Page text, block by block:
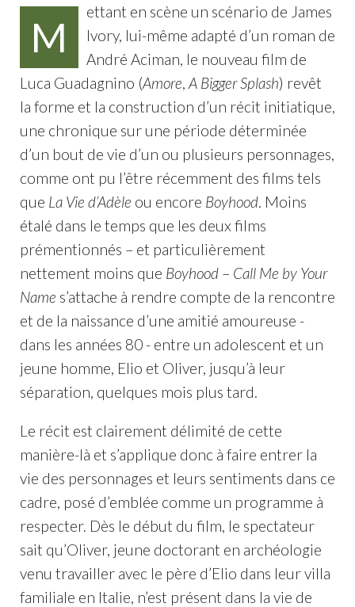
M
ettant en scène un scénario de James
Ivory, lui-même adapté d’un roman de
André Aciman, le nouveau film de
Luca Guadagnino (Amore, A Bigger Splash) revêt
la forme et la construction d’un récit initiatique,
une chronique sur une période déterminée
d’un bout de vie d’un ou plusieurs personnages,
comme ont pu l’être récemment des films tels
que La Vie d’Adèle ou encore Boyhood. Moins
étalé dans le temps que les deux films
prémentionnés – et particulièrement
nettement moins que Boyhood– Call Me by Your
Name s’attache à rendre compte de la rencontre
et de la naissance d’une amitié amoureuse -
dans les années 80 - entre un adolescent et un
jeune homme, Elio et Oliver, jusqu’à leur
séparation, quelques mois plus tard.
Le récit est clairement délimité de cette
manière-là et s’applique donc à faire entrer la
vie des personnages et leurs sentiments dans ce
cadre, posé d’emblée comme un programme à
respecter. Dès le début du film, le spectateur
sait qu’Oliver, jeune doctorant en archéologie
venu travailler avec le père d’Elio dans leur villa
familiale en Italie, n’est présent dans la vie de